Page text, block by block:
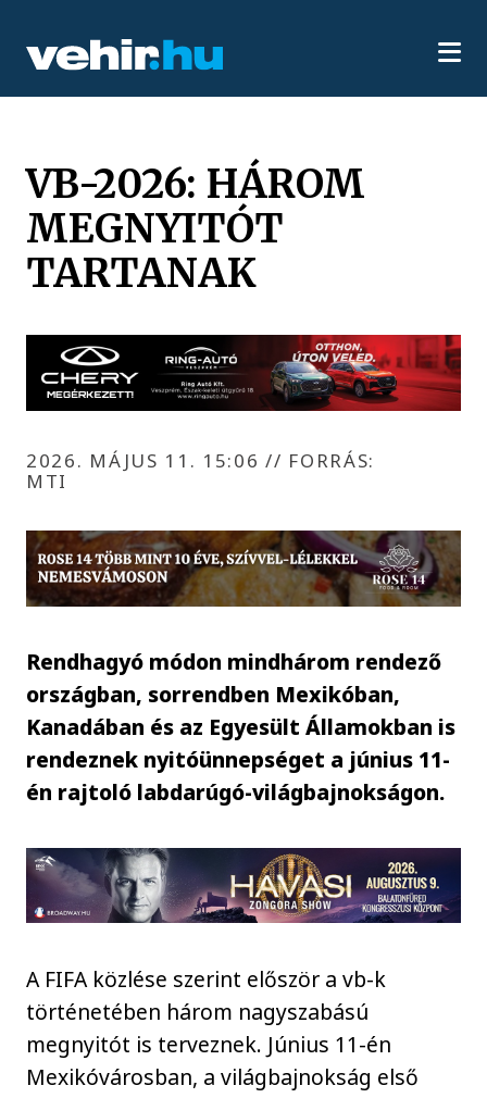
VB-2026: HÁROM
MEGNYITÓT
TARTANAK
2026. MÁJUS 11. 15:06// FORRÁS:
MTI
Rendhagyó módon mindhárom rendező
országban, sorrendben Mexikóban,
Kanadában és az Egyesült Államokban is
rendeznek nyitóünnepséget a június 11-
én rajtoló labdarúgó-világbajnokságon.
A FIFA közlése szerint először a vb-k
történetében három nagyszabású
megnyitót is terveznek. Június 11-én
Mexikóvárosban, a világbajnokság első